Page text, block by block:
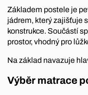
Základem postele je
jádrem, který zajišťuje
konstrukce. Součástí
prostor, vhodný pro
Na základ navazuje
Výběr matrace